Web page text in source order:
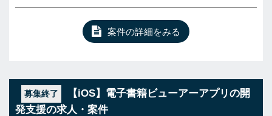
案件の詳細をみる
募集終了
【iOS】電子書籍ビューアーアプリの開
発支援の求人・案件